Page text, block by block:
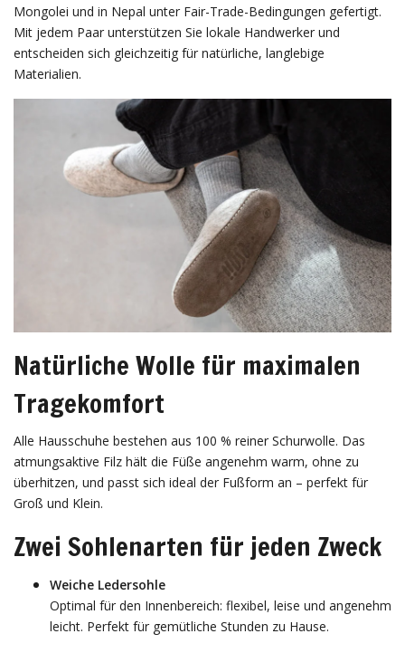
Mongolei und in Nepal unter Fair-Trade-Bedingungen gefertigt.
Mit jedem Paar unterstützen Sie lokale Handwerker und
entscheiden sich gleichzeitig für natürliche, langlebige
Materialien.
Natürliche Wolle für maximalen
Tragekomfort
Alle Hausschuhe bestehen aus 100 % reiner Schurwolle. Das
atmungsaktive Filz hält die Füße angenehm warm, ohne zu
überhitzen, und passt sich ideal der Fußform an – perfekt für
Groß und Klein.
Zwei Sohlenarten für jeden Zweck
Weiche Ledersohle
Optimal für den Innenbereich: flexibel, leise und angenehm
leicht. Perfekt für gemütliche Stunden zu Hause.